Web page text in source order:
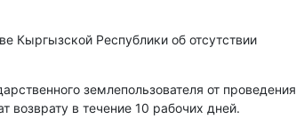
Кыргызской Республики об отсутствии
землепользователя от проведения
возврату в течение 10 рабочих дней.